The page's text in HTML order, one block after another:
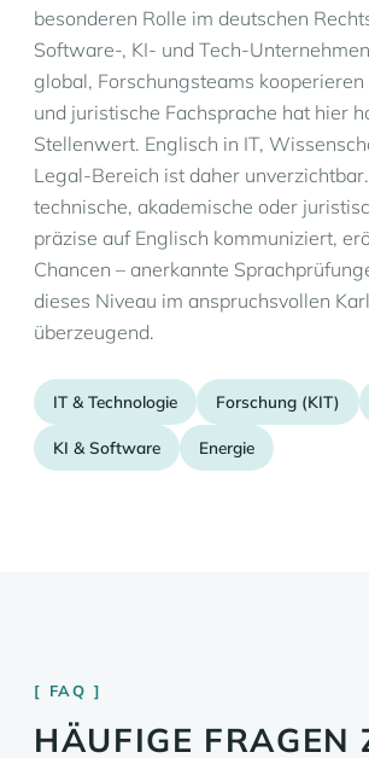
besonderen Rolle im deutschen
Software-, KI- und Tech-
global, Forschungsteams
und juristische Fachsprache hat hier
Stellenwert. Englisch in IT,
Legal-Bereich ist daher
technische, akademische oder
präzise auf Englisch kommuniziert,
Chancen – anerkannte
dieses Niveau im anspruchsvollen
überzeugend.
IT & Technologie Forschung (KIT)
KI & Software Energie
FAQ
HÄUFIGE FRAGEN